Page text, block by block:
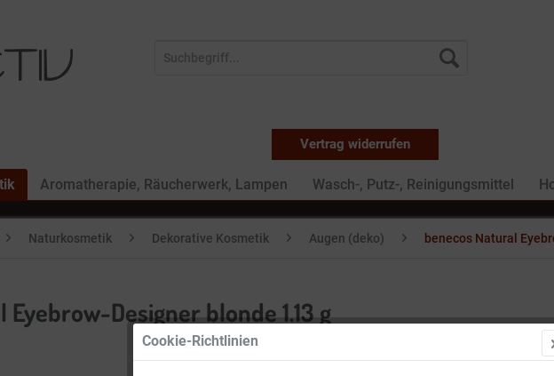
Vertrag widerrufen
Aromatherapie, Räucherwerk, Lampen Wasch-, Putz-, Reinigungsmittel
Naturkosmetik Dekorative Kosmetik Augen (deko) benecos Natural
Designer blonde 1.13 g
Cookie-Richtlinien